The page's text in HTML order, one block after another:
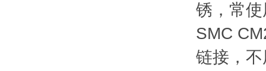
锈，常
SMC
链接，